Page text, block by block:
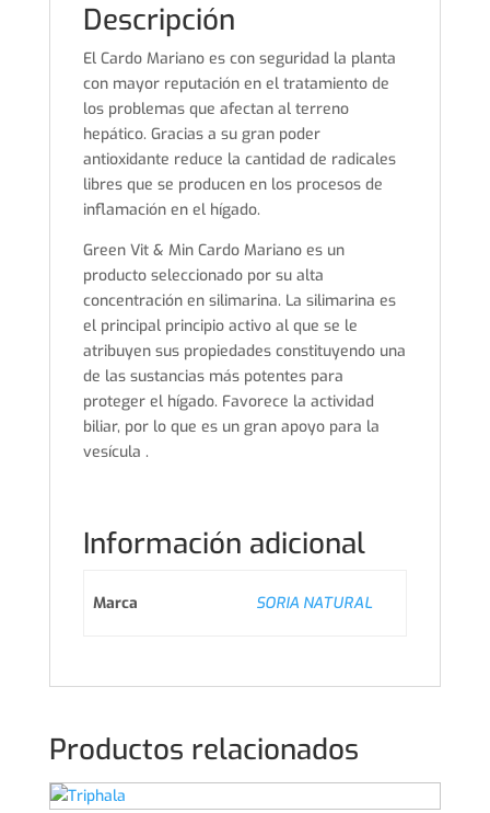
Descripción
El Cardo Mariano es con seguridad la planta
con mayor reputación en el tratamiento de
los problemas que afectan al terreno
hepático. Gracias a su gran poder
antioxidante reduce la cantidad de radicales
libres que se producen en los procesos de
inflamación en el hígado.
Green Vit & Min Cardo Mariano es un
producto seleccionado por su alta
concentración en silimarina. La silimarina es
el principal principio activo al que se le
atribuyen sus propiedades constituyendo una
de las sustancias más potentes para
proteger el hígado. Favorece la actividad
biliar, por lo que es un gran apoyo para la
vesícula .
Información adicional
Marca SORIA NATURAL
Productos relacionados